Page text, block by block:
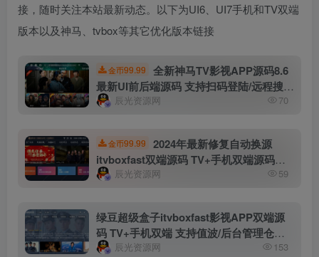
接，随时关注本站最新动态。以下为UI6、UI7手机和TV双端
版本以及神马、tvbox等其它优化版本链接
金币99.99
全新神马TV影视APP源码8.6
最新UI前后端源码 支持扫码登陆/远程搜
索/广告遮挡/直播/语音/多套UI/对接易支付
辰光资源网 70
金币99.99
2024年最新修复自动换源
itvboxfast双端源码 TV+手机双端源码稳
定版 后台可增减仓库线路 itvbox影视仓二
辰光资源网 59
绿豆超级盒子itvboxfast影视APP双端源
码 TV+手机双端 支持值波/后台管理仓库/
会员系统/卡密系统/批量生成账号 自动换
辰光资源网 153